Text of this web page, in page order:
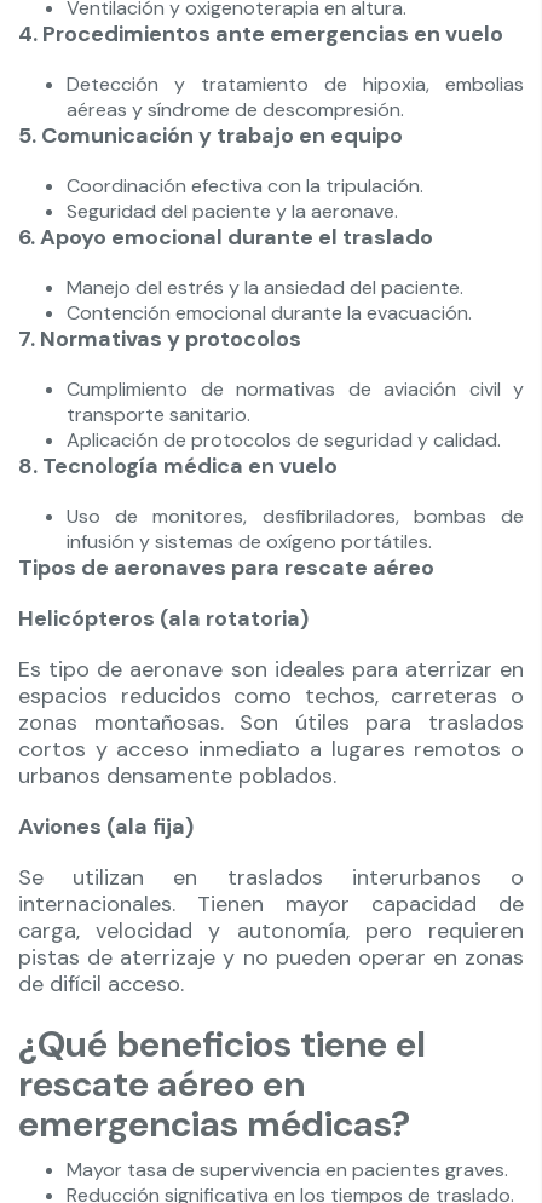
Ventilación y oxigenoterapia en altura.
4. Procedimientos ante emergencias en vuelo
Detección y tratamiento de hipoxia, embolias
aéreas y síndrome de descompresión.
5. Comunicación y trabajo en equipo
Coordinación efectiva con la tripulación.
Seguridad del paciente y la aeronave.
6. Apoyo emocional durante el traslado
Manejo del estrés y la ansiedad del paciente.
Contención emocional durante la evacuación.
7. Normativas y protocolos
Cumplimiento de normativas de aviación civil y
transporte sanitario.
Aplicación de protocolos de seguridad y calidad.
8. Tecnología médica en vuelo
Uso de monitores, desfibriladores, bombas de
infusión y sistemas de oxígeno portátiles.
Tipos de aeronaves para rescate aéreo
Helicópteros (ala rotatoria)
Es tipo de aeronave son ideales para aterrizar en
espacios reducidos como techos, carreteras o
zonas montañosas. Son útiles para traslados
cortos y acceso inmediato a lugares remotos o
urbanos densamente poblados.
Aviones (ala fija)
Se utilizan en traslados interurbanos o
internacionales. Tienen mayor capacidad de
carga, velocidad y autonomía, pero requieren
pistas de aterrizaje y no pueden operar en zonas
de difícil acceso.
¿Qué beneficios tiene el
rescate aéreo en
emergencias médicas?
Mayor tasa de supervivencia en pacientes graves.
Reducción significativa en los tiempos de traslado.